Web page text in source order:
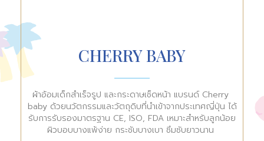
CHERRY BABY
ผ้าอ้อมเด็กสำเร็จรูป และกระดาษเช็ดหน้า แบรนด์ Cherry
baby ด้วยนวัตกรรมและวัตถุดิบที่นำเข้าจากประเทศญี่ปุ่น ได้
รับการรับรองมาตรฐาน CE, ISO, FDA เหมาะสำหรับลูกน้อย
ผิวบอบบางแพ้ง่าย กระชับบางเบา ซึมซับยาวนาน